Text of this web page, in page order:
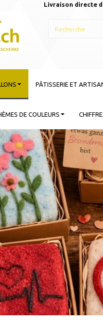
Livraison directe
PÂTISSERIE ET
DE COULEURS